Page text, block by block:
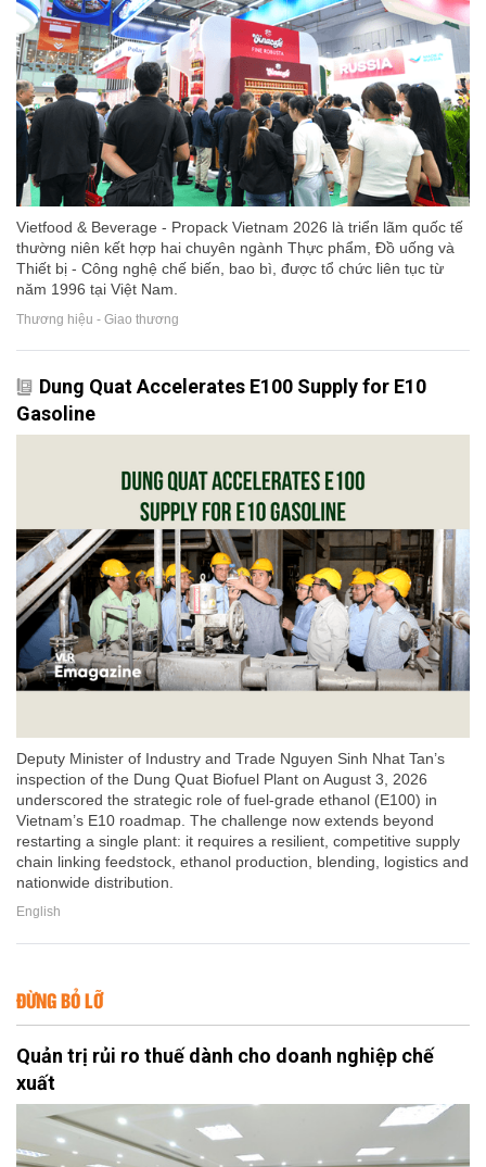
Vietfood & Beverage - Propack Vietnam 2026 là triển lãm quốc tế
thường niên kết hợp hai chuyên ngành Thực phẩm, Đồ uống và
Thiết bị - Công nghệ chế biến, bao bì, được tổ chức liên tục từ
năm 1996 tại Việt Nam.
Thương hiệu - Giao thương
Dung Quat Accelerates E100 Supply for E10
Gasoline
Deputy Minister of Industry and Trade Nguyen Sinh Nhat Tan’s
inspection of the Dung Quat Biofuel Plant on August 3, 2026
underscored the strategic role of fuel-grade ethanol (E100) in
Vietnam’s E10 roadmap. The challenge now extends beyond
restarting a single plant: it requires a resilient, competitive supply
chain linking feedstock, ethanol production, blending, logistics and
nationwide distribution.
English
ĐỪNG BỎ LỠ
Quản trị rủi ro thuế dành cho doanh nghiệp chế
xuất